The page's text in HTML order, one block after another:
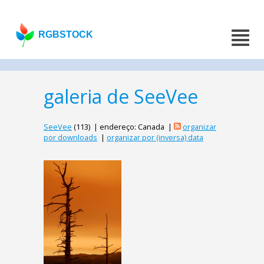
RGBSTOCK
galeria de SeeVee
SeeVee (113) | endereço: Canada |
organizar
por downloads | organizar por (inversa) data